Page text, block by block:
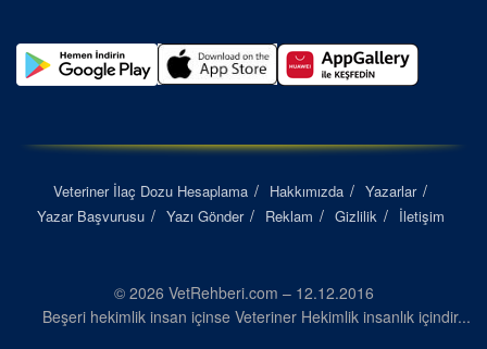
Veteriner İlaç Dozu Hesaplama Hakkımızda
Yazarlar
Yazar Başvurusu
Yazı Gönder Reklam Gizlilik İletişim
© 2026 VetRehberi.com – 12.12.2016
Beşeri hekimlik insan içinse Veteriner Hekimlik insanlık içindir...